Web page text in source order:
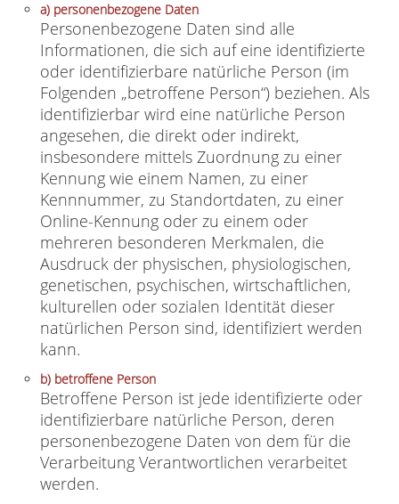
a) personenbezogene Daten
Personenbezogene Daten sind alle
Informationen, die sich auf eine identifizierte
oder identifizierbare natürliche Person (im
Folgenden „betroffene Person“) beziehen. Als
identifizierbar wird eine natürliche Person
angesehen, die direkt oder indirekt,
insbesondere mittels Zuordnung zu einer
Kennung wie einem Namen, zu einer
Kennnummer, zu Standortdaten, zu einer
Online-Kennung oder zu einem oder
mehreren besonderen Merkmalen, die
Ausdruck der physischen, physiologischen,
genetischen, psychischen, wirtschaftlichen,
kulturellen oder sozialen Identität dieser
natürlichen Person sind, identifiziert werden
kann.
b) betroffene Person
Betroffene Person ist jede identifizierte oder
identifizierbare natürliche Person, deren
personenbezogene Daten von dem für die
Verarbeitung Verantwortlichen verarbeitet
werden.